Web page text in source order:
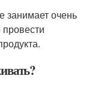
занимает очень